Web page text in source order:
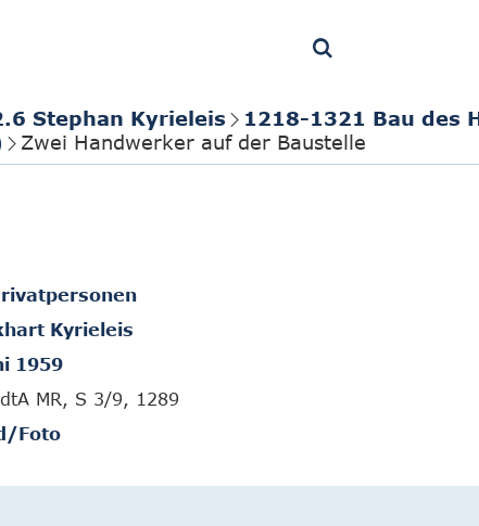
Stephan Kyrieleis
1218-1321 Bau des
Zwei Handwerker auf der Baustelle
Kyrieleis
1959
MR, S 3/9, 1289
Foto